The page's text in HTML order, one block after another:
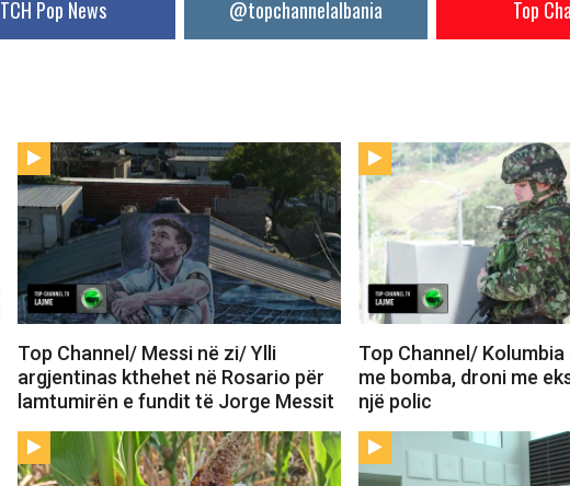
TCH Pop News @topchannelalbania Top
Top Channel/ Messi në zi/ Ylli
argjentinas kthehet në Rosario për
lamtumirën e fundit të Jorge Messit
Top Channel/ Kolumbia
me bomba, droni me
një polic